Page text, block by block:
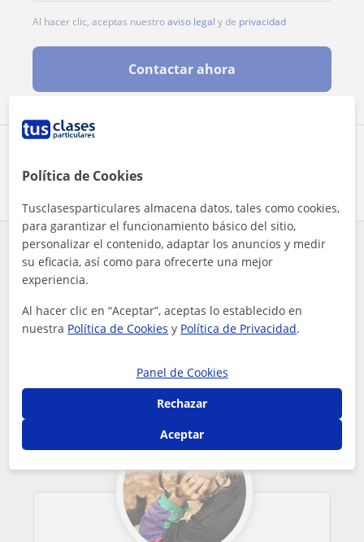
Al hacer clic, aceptas nuestroaviso legal y de privacidad
Contactar ahora
¿Hay algún error en este perfil?Cuéntanos
me defino una persona muy responsable capaz de cualquier tri...
que pueden interesarte
Política de Cookies
Tusclasesparticulares almacena datos, tales como cookies,
para garantizar el funcionamiento básico del sitio,
personalizar el contenido, adaptar los anuncios y medir
su eficacia, así como para ofrecerte una mejor
experiencia.
Al hacer clic en “Aceptar”, aceptas lo establecido en
nuestra Política de Cookies y Política de Privacidad.
Panel de Cookies
Rechazar
Aceptar